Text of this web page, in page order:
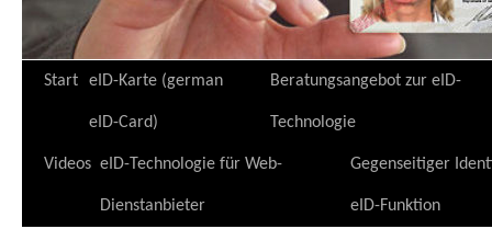
Zum
springen
Start eID-Karte (german
eID-Card)
Beratungsangebot zur eID-
Technologie
Videos eID-Technologie für Web-
Dienstanbieter
Gegenseitiger
eID-Funktion